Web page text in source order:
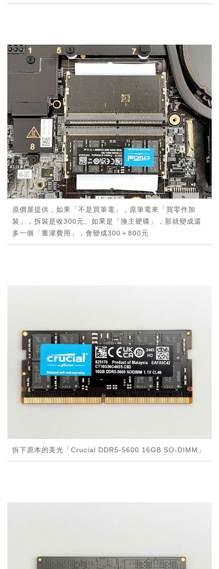
原價屋提供，如果「不是買筆電」，原筆電來「買零件加
裝」，拆裝是收300元。如果是「換主硬碟」，那就變成還
多一個「重灌費用」，會變成300＋800元
拆下原本的美光「Crucial DDR5-5600 16GB SO-DIMM」